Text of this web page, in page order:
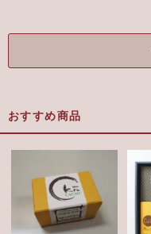
おすすめ商品